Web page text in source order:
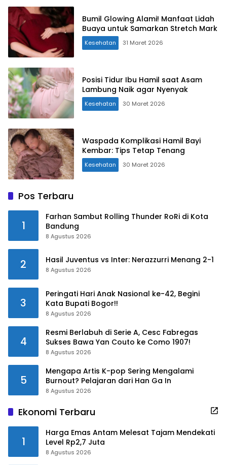
Bumil Glowing Alami! Manfaat Lidah
Buaya untuk Samarkan Stretch Mark
Kesehatan 31 Maret 2026
Posisi Tidur Ibu Hamil saat Asam
Lambung Naik agar Nyenyak
Kesehatan 30 Maret 2026
Waspada Komplikasi Hamil Bayi
Kembar: Tips Tetap Tenang
Kesehatan 30 Maret 2026
Pos Terbaru
1
Farhan Sambut Rolling Thunder RoRi di Kota
Bandung
8 Agustus 2026
2 Hasil Juventus vs Inter: Nerazzurri Menang 2-1
8 Agustus 2026
3
Peringati Hari Anak Nasional ke-42, Begini
Kata Bupati Bogor!!
8 Agustus 2026
4
Resmi Berlabuh di Serie A, Cesc Fabregas
Sukses Bawa Yan Couto ke Como 1907!
8 Agustus 2026
5
Mengapa Artis K-pop Sering Mengalami
Burnout? Pelajaran dari Han Ga In
8 Agustus 2026
Ekonomi Terbaru
1
Harga Emas Antam Melesat Tajam Mendekati
Level Rp2,7 Juta
8 Agustus 2026